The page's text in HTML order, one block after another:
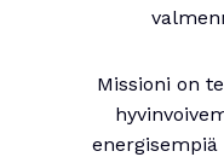
Missioni on